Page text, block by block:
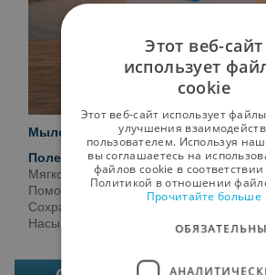
Мыло ручной работы, обогащенное
Полезные свойства
Мягкое очищение.
Помогает очищать кожу от токсинов.
Сохраняет естественный уровень
Насыщает морскими минералами.
Этот веб-сайт
использует
cookie
Этот веб-сайт использует
улучшения
пользователем. Используя
вы соглашаетесь на
файлов cookie в
Политикой в ​​отношении
Прочитайте больше